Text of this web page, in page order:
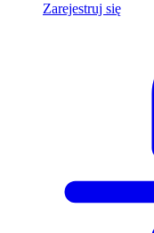
Zarejestruj się